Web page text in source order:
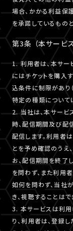
場合、かかる利益保
を承諾しているもの
第3条 （本サービ
1. 利用者は、本サー
にはチケットを購入
込条件に制限があり
特定の種類について
2. 当社は、本サービ
時、配信期間及び配
配信します。利用者
とを予め確認のうえ
お、配信期間を終了
を問わず、また利用
如何を問わず、当社
き、視聴することはで
3. 本サービスは利
り、利用者は、登録